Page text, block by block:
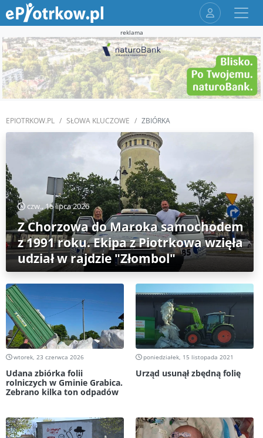
reklama
EPIOTRKOW.PL SŁOWA KLUCZOWE ZBIÓRKA
czw., 16 lipca 2026
Z Chorzowa do Maroka samochodem
z 1991 roku. Ekipa z Piotrkowa wzięła
udział w rajdzie "Złombol"
wtorek, 23 czerwca 2026
Udana zbiórka folii
rolniczych w Gminie Grabica.
Zebrano kilka ton odpadów
poniedziałek, 15 listopada 2021
Urząd usunął zbędną folię